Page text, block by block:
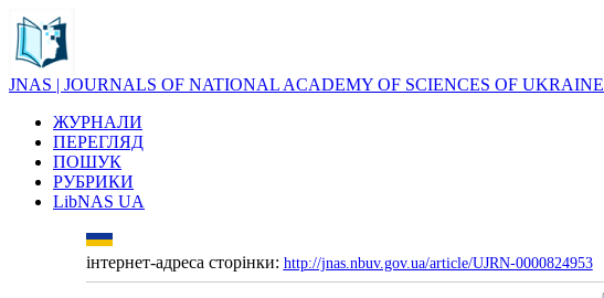
JNAS | JOURNALS OF NATIONAL ACADEMY OF SCIENCES OF UKRAINE
ЖУРНАЛИ
ПЕРЕГЛЯД
ПОШУК
РУБРИКИ
LibNAS UA
інтернет-адреса сторінки: http://jnas.nbuv.gov.ua/article/UJRN-0000824953